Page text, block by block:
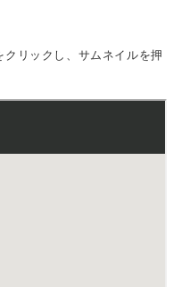
クリックし、サムネイルを押